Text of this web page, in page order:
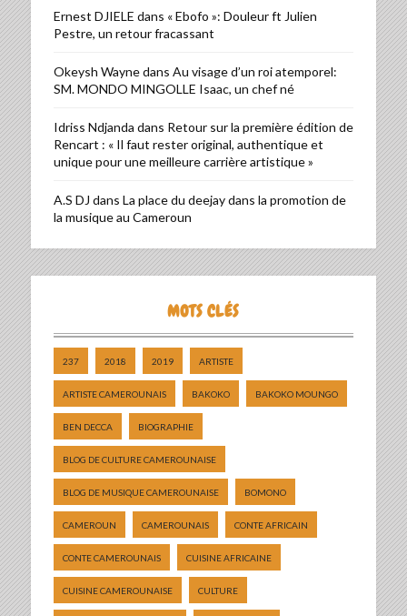
Ernest DJIELE dans « Ebofo »: Douleur ft Julien
Pestre, un retour fracassant
Okeysh Waynedans Au visage d’un roi atemporel:
SM. MONDO MINGOLLE Isaac, un chef né
Idriss Ndjanda dans Retour sur la première édition de
Rencart : « Il faut rester original, authentique et
unique pour une meilleure carrière artistique »
A.S DJ dans La place du deejay dans la promotion de
la musique au Cameroun
MOTS CLÉS
237 2018 2019 ARTISTE
ARTISTE CAMEROUNAIS BAKOKO BAKOKO MOUNGO
BEN DECCA BIOGRAPHIE
BLOG DE CULTURE CAMEROUNAISE
BLOG DE MUSIQUE CAMEROUNAISE BOMONO
CAMEROUN CAMEROUNAIS CONTE AFRICAIN
CONTE CAMEROUNAIS CUISINE AFRICAINE
CUISINE CAMEROUNAISE CULTURE